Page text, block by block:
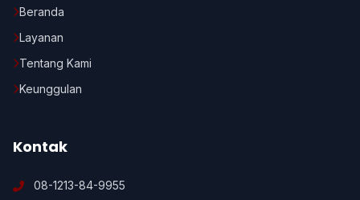
Beranda
Layanan
Tentang Kami
Keunggulan
Kontak
08-1213-84-9955